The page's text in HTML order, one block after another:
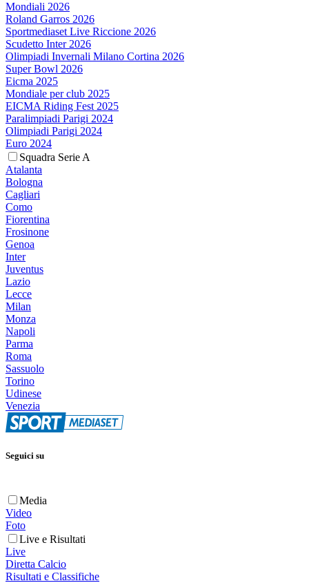
Mondiali 2026
Roland Garros 2026
Sportmediaset Live Riccione 2026
Scudetto Inter 2026
Olimpiadi Invernali Milano Cortina 2026
Super Bowl 2026
Eicma 2025
Mondiale per club 2025
EICMA Riding Fest 2025
Paralimpiadi Parigi 2024
Olimpiadi Parigi 2024
Euro 2024
Squadra Serie A
Atalanta
Bologna
Cagliari
Como
Fiorentina
Frosinone
Genoa
Inter
Juventus
Lazio
Lecce
Milan
Monza
Napoli
Parma
Roma
Sassuolo
Torino
Udinese
Venezia
Seguici su
Media
Video
Foto
Live e Risultati
Live
Diretta Calcio
Risultati e Classifiche